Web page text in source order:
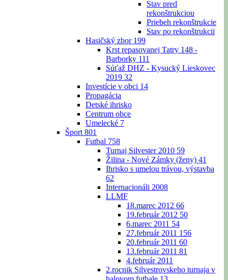
Stav pred
rekonštrukciou
Priebeh rekonštrukcie
Stav po rekonštrukcii
Hasičský zbor 199
Krst repasovanej Tatry 148 -
Barborky 111
Súťaž DHZ - Kysucký Lieskovec
2019 32
Investície v obci 14
Propagácia
Detské ihrisko
Centrum obce
Umelecké 7
Šport 801
Futbal 758
Turnaj Silvester 2010 59
Žilina - Nové Zámky (ženy) 41
Ihrisko s umelou trávou, výstavba
62
Internacionáli 2008
LLMF
18.marec 2012 66
19.február 2012 50
6.marec 2011 54
27.február 2011 156
20.február 2011 60
13.február 2011 81
4.február 2011
2.rocnik Silvestrovskeho turnaja v